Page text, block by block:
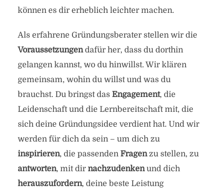
können es dir erheblich leichter machen.
Als erfahrene Gründungsberater stellen wir die
Voraussetzungendafür her, dass du dorthin
gelangen kannst, wo du hinwillst. Wir klären
gemeinsam, wohin du willst und was du
brauchst. Du bringst das Engagement, die
Leidenschaft und die Lernbereitschaft mit, die
sich deine Gründungsidee verdient hat. Und wir
werden für dich da sein – um dich zu
inspirieren, die passenden Fragenzu stellen, zu
antworten, mit dir nachzudenkenund dich
herauszufordern, deine beste Leistung